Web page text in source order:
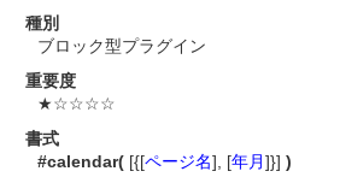
種別
ブロック型プラグイン
重要度
★☆☆☆☆
書式
#calendar( [{[ページ名], [年月]}] )